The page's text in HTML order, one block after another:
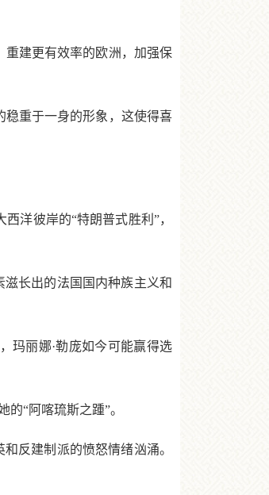
建更有效率的欧洲，加强保
重于一身的形象，这使得喜
洋彼岸的“特朗普式胜利”，
长出的法国国内种族主义和
玛丽娜·勒庞如今可能赢得选
“阿喀琉斯之踵”。
反建制派的愤怒情绪汹涌。